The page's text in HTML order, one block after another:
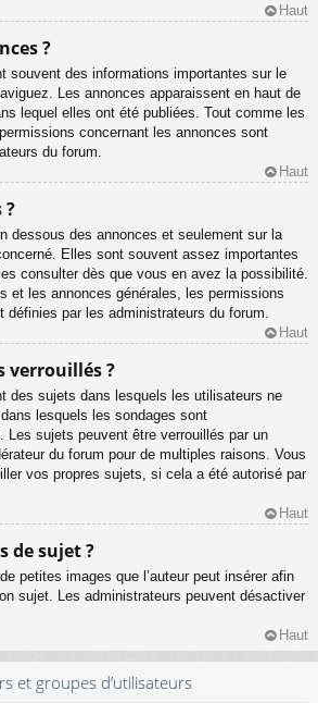
Haut
?
souvent des informations importantes sur le
Les annonces apparaissent en haut de
lequel elles ont été publiées. Tout comme les
concernant les annonces sont
du forum.
Haut
?
dessous des annonces et seulement sur la
Elles sont souvent assez importantes
consulter dès que vous en avez la possibilité.
et les annonces générales, les permissions
par les administrateurs du forum.
Haut
verrouillés ?
des sujets dans lesquels les utilisateurs ne
lesquels les sondages sont
Les sujets peuvent être verrouillés par un
du forum pour de multiples raisons. Vous
vos propres sujets, si cela a été autorisé par
Haut
de sujet ?
petites images que l’auteur peut insérer afin
sujet. Les administrateurs peuvent désactiver
Haut
et groupes d’utilisateurs